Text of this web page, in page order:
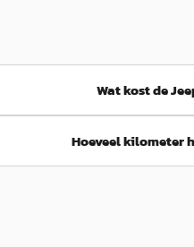
Wat kost de
Hoeveel kilometer